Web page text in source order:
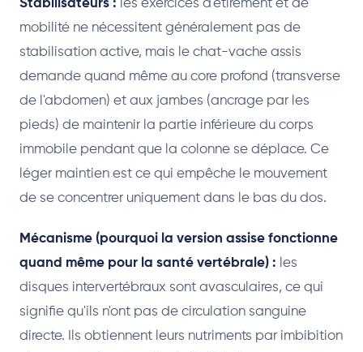
Stabilisateurs : les exercices d'étirement et de
mobilité ne nécessitent généralement pas de
stabilisation active, mais le chat-vache assis
demande quand même au core profond (transverse
de l'abdomen) et aux jambes (ancrage par les
pieds) de maintenir la partie inférieure du corps
immobile pendant que la colonne se déplace. Ce
léger maintien est ce qui empêche le mouvement
de se concentrer uniquement dans le bas du dos.
Mécanisme (pourquoi la version assise fonctionne
quand même pour la santé vertébrale) : les
disques intervertébraux sont avasculaires, ce qui
signifie qu'ils n'ont pas de circulation sanguine
directe. Ils obtiennent leurs nutriments par imbibition